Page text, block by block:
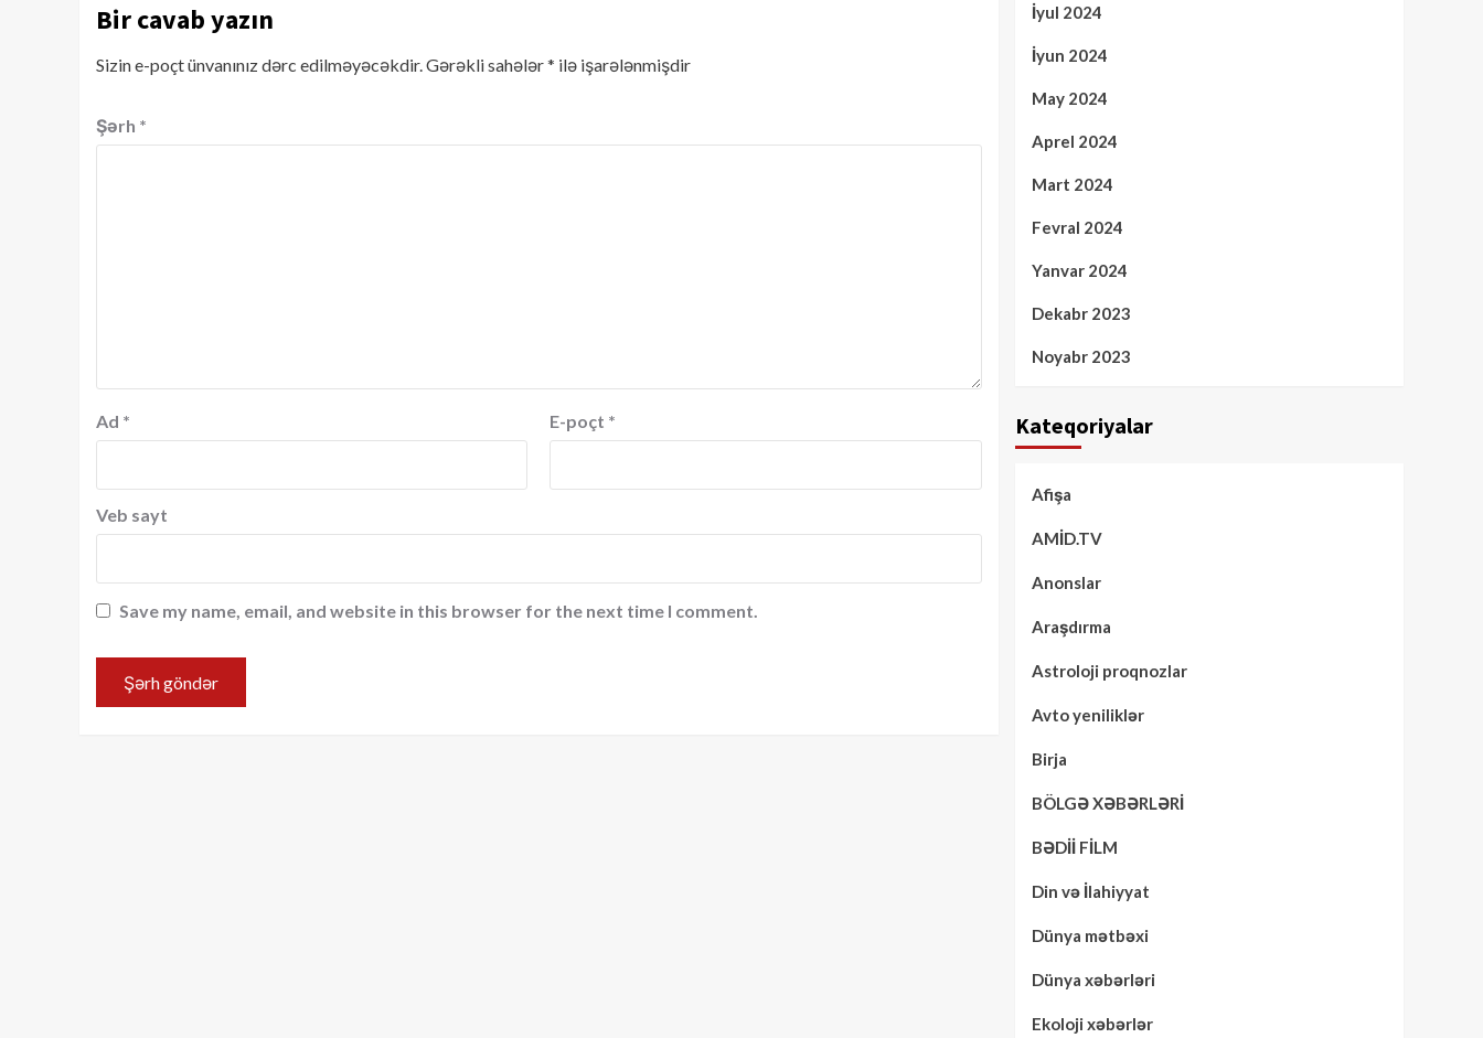
Bir cavab yazın
Sizin e-poçt ünvanınız dərc edilməyəcəkdir. Gərəkli sahələr* ilə işarələnmişdir
Şərh *
Ad * E-poçt *
Veb sayt
Save my name, email, and website in this browser for the next time I comment.
İyul 2024
İyun 2024
May 2024
Aprel 2024
Mart 2024
Fevral 2024
Yanvar 2024
Dekabr 2023
Noyabr 2023
Kateqoriyalar
Afişa
AMİD.TV
Anonslar
Araşdırma
Astroloji proqnozlar
Avto yeniliklər
Birja
BÖLGƏ XƏBƏRLƏRİ
BƏDİİ FİLM
Din və İlahiyyat
Dünya mətbəxi
Dünya xəbərləri
Ekoloji xəbərlər